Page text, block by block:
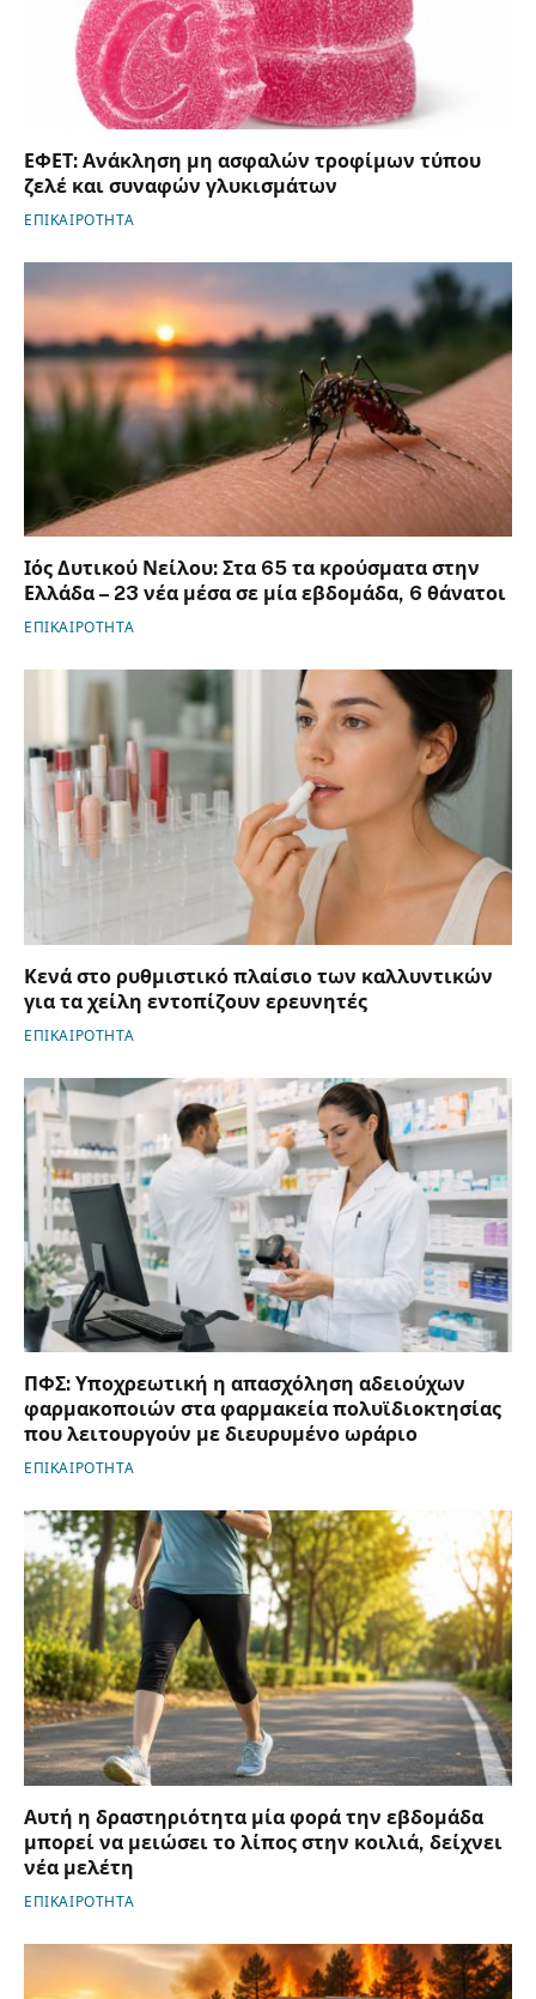
ΕΦΕΤ: Ανάκληση μη ασφαλών τροφίμων τύπου
ζελέ και συναφών γλυκισμάτων
ΕΠΙΚΑΙΡΟΤΗΤΑ
Ιός Δυτικού Νείλου: Στα 65 τα κρούσματα στην
Ελλάδα – 23 νέα μέσα σε μία εβδομάδα, 6 θάνατοι
ΕΠΙΚΑΙΡΟΤΗΤΑ
Κενά στο ρυθμιστικό πλαίσιο των καλλυντικών
για τα χείλη εντοπίζουν ερευνητές
ΕΠΙΚΑΙΡΟΤΗΤΑ
ΠΦΣ: Υποχρεωτική η απασχόληση αδειούχων
φαρμακοποιών στα φαρμακεία πολυϊδιοκτησίας
που λειτουργούν με διευρυμένο ωράριο
ΕΠΙΚΑΙΡΟΤΗΤΑ
Αυτή η δραστηριότητα μία φορά την εβδομάδα
μπορεί να μειώσει το λίπος στην κοιλιά, δείχνει
νέα μελέτη
ΕΠΙΚΑΙΡΟΤΗΤΑ